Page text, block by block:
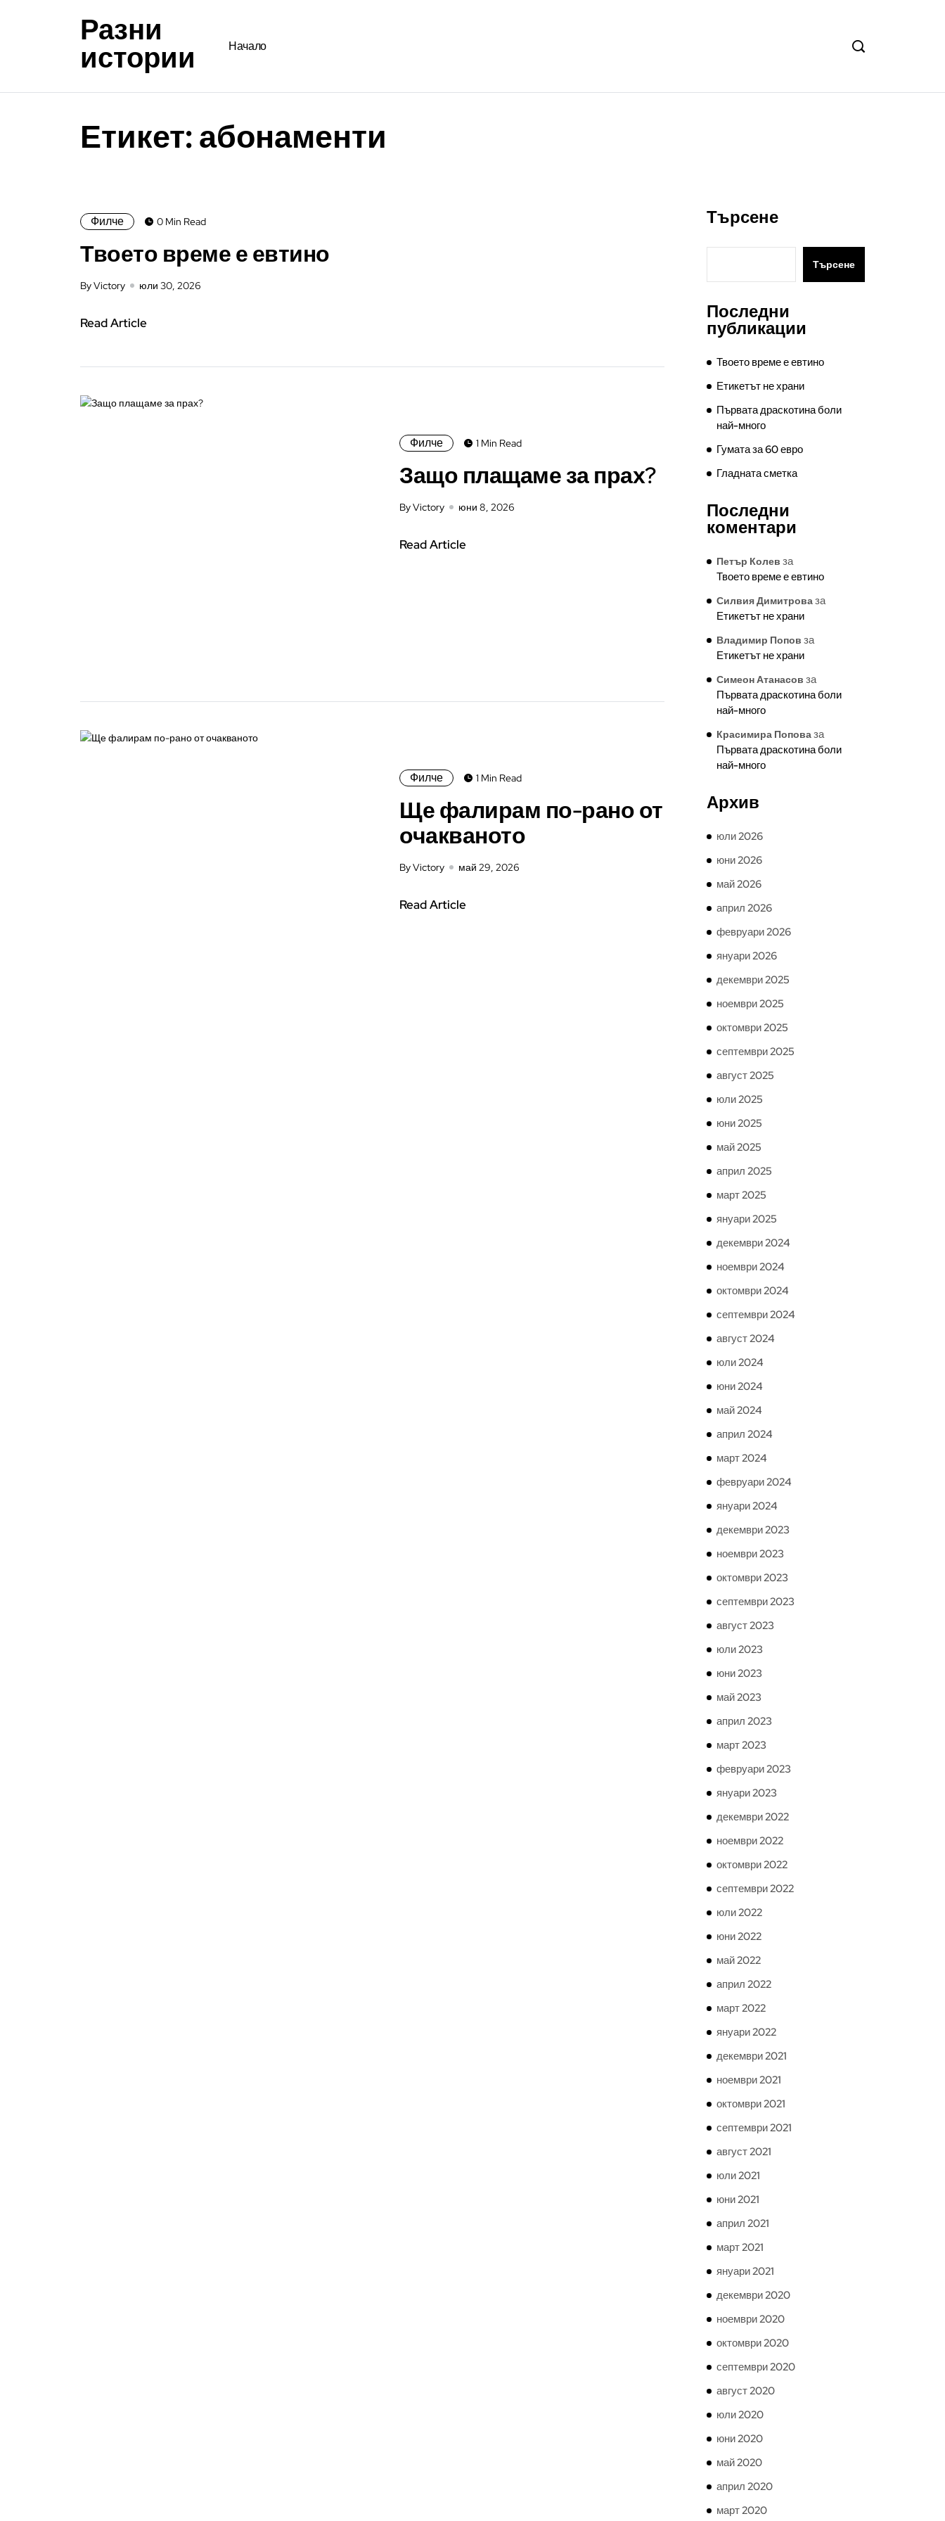
Разни
истории Начало
Етикет:абонаменти
Филче 0 Min Read
Твоето време е евтино
By Victory юли 30, 2026
Read Article
Филче 1 Min Read
Защо плащаме за прах?
By Victory юни 8, 2026
Read Article
Филче 1 Min Read
Ще фалирам по-рано от
очакваното
By Victory май 29, 2026
Read Article
Търсене
Търсене
Последни
публикации
Твоето време е евтино
Етикетът не храни
Първата драскотина боли
най-много
Гумата за 60 евро
Гладната сметка
Последни
коментари
Петър Колев за
Твоето време е евтино
Силвия Димитроваза
Етикетът не храни
Владимир Попов за
Етикетът не храни
Симеон Атанасов за
Първата драскотина боли
най-много
Красимира Поповаза
Първата драскотина боли
най-много
Архив
юли 2026
юни 2026
май 2026
април 2026
февруари 2026
януари 2026
декември 2025
ноември 2025
октомври 2025
септември 2025
август 2025
юли 2025
юни 2025
май 2025
април 2025
март 2025
януари 2025
декември 2024
ноември 2024
октомври 2024
септември 2024
август 2024
юли 2024
юни 2024
май 2024
април 2024
март 2024
февруари 2024
януари 2024
декември 2023
ноември 2023
октомври 2023
септември 2023
август 2023
юли 2023
юни 2023
май 2023
април 2023
март 2023
февруари 2023
януари 2023
декември 2022
ноември 2022
октомври 2022
септември 2022
юли 2022
юни 2022
май 2022
април 2022
март 2022
януари 2022
декември 2021
ноември 2021
октомври 2021
септември 2021
август 2021
юли 2021
юни 2021
април 2021
март 2021
януари 2021
декември 2020
ноември 2020
октомври 2020
септември 2020
август 2020
юли 2020
юни 2020
май 2020
април 2020
март 2020